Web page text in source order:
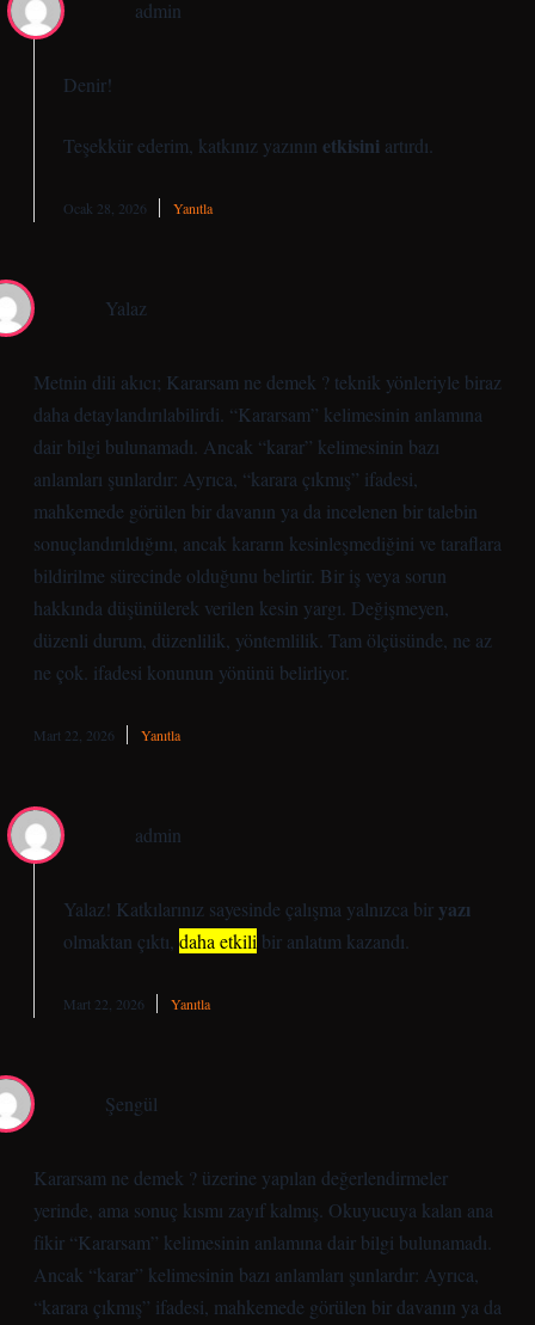
admin
Denir!
Teşekkür ederim, katkınız yazının etkisini artırdı.
Ocak 28, 2026 Yanıtla
Yalaz
Metnin dili akıcı; Kararsam ne demek ? teknik yönleriyle biraz
daha detaylandırılabilirdi. “Kararsam” kelimesinin anlamına
dair bilgi bulunamadı. Ancak “karar” kelimesinin bazı
anlamları şunlardır: Ayrıca, “karara çıkmış” ifadesi,
mahkemede görülen bir davanın ya da incelenen bir talebin
sonuçlandırıldığını, ancak kararın kesinleşmediğini ve taraflara
bildirilme sürecinde olduğunu belirtir. Bir iş veya sorun
hakkında düşünülerek verilen kesin yargı. Değişmeyen,
düzenli durum, düzenlilik, yöntemlilik. Tam ölçüsünde, ne az
ne çok. ifadesi konunun yönünü belirliyor.
Mart 22, 2026 Yanıtla
admin
Yalaz! Katkılarınız sayesinde çalışma yalnızca bir yazı
olmaktan çıktı, daha etkili bir anlatım kazandı.
Mart 22, 2026 Yanıtla
Şengül
Kararsam ne demek ? üzerine yapılan değerlendirmeler
yerinde, ama sonuç kısmı zayıf kalmış. Okuyucuya kalan ana
fikir “Kararsam” kelimesinin anlamına dair bilgi bulunamadı.
Ancak “karar” kelimesinin bazı anlamları şunlardır: Ayrıca,
“karara çıkmış” ifadesi, mahkemede görülen bir davanın ya da